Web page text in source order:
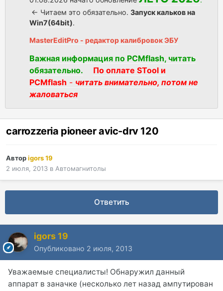
<- Читаем это обязательно. Запуск кальков на
Win7(64bit).
MasterEditPro - редактор калибровок ЭБУ
Важная информация по PCMflash, читать
обязательно.
По оплате STool и
PCMflash - читать внимательно, потом не
жаловаться
carrozzeria pioneer avic-drv 120
Авторigors 19
2 июля, 2013 в Автомагнитолы
Ответить
igors 19
Опубликовано 2 июля, 2013
Уважаемые специалисты! Обнаружил данный
аппарат в заначке (несколько лет назад ампутирован